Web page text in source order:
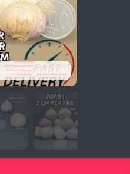
to preview